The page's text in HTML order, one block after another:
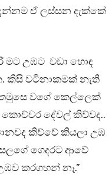
ඒ ලස්සන දැක්කේ
මට උඹට වඩා හොඳ
කිසි වටිනාකමක් නැති
තමුසෙ වගේ කෙල්ලෙක්
දේවල් කිව්වද..
කිව්වේ කියලා උඹ
ගෙදරට ආවේ
කරගහන් නෑ.”